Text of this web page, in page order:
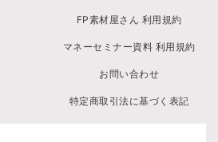
FP素材屋さん 利用規約
マネーセミナー資料 利用規約
お問い合わせ
特定商取引法に基づく表記